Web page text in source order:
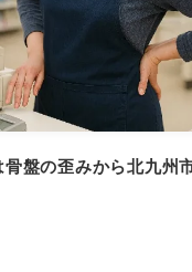
盤の歪みから北九州